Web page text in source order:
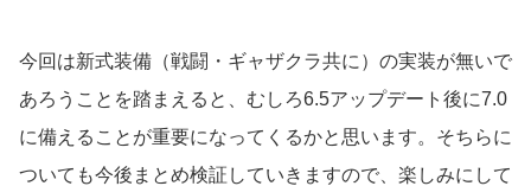
今回は新式装備（戦闘・ギャザクラ共に）の実装が無いで
あろうことを踏まえると、むしろ6.5アップデート後に7.0
に備えることが重要になってくるかと思います。そちらに
ついても今後まとめ検証していきますので、楽しみにして